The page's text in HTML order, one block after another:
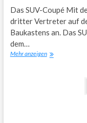
Das SUV-Coupé Mit
dritter Vertreter auf
Baukastens an. Das
dem…
Mehr anzeigenErste